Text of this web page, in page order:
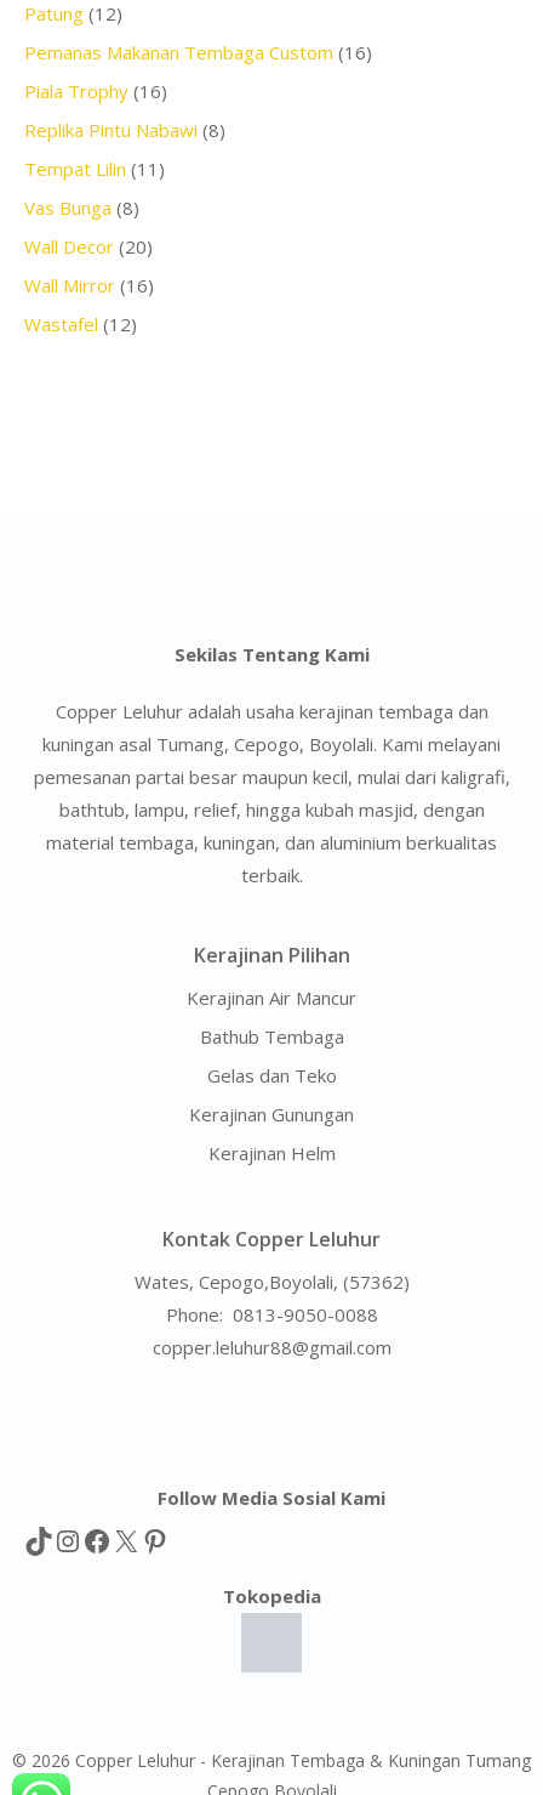
Patung (12)
Pemanas Makanan Tembaga Custom (16)
Piala Trophy (16)
Replika Pintu Nabawi (8)
Tempat Lilin (11)
Vas Bunga (8)
Wall Decor (20)
Wall Mirror (16)
Wastafel (12)
Sekilas Tentang Kami
Copper Leluhur adalah usaha kerajinan tembaga dan
kuningan asal Tumang, Cepogo, Boyolali. Kami melayani
pemesanan partai besar maupun kecil, mulai dari kaligrafi,
bathtub, lampu, relief, hingga kubah masjid, dengan
material tembaga, kuningan, dan aluminium berkualitas
terbaik.
Kerajinan Pilihan
Kerajinan Air Mancur
Bathub Tembaga
Gelas dan Teko
Kerajinan Gunungan
Kerajinan Helm
Kontak Copper Leluhur
Wates, Cepogo,Boyolali, (57362)
Phone: 0813-9050-0088
copper.leluhur88@gmail.com
Follow Media Sosial Kami
TikTok
Instagram
Facebook
X Pinterest
Tokopedia
© 2026 Copper Leluhur - Kerajinan Tembaga & Kuningan Tumang